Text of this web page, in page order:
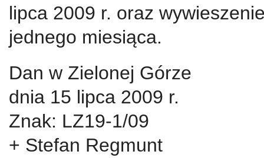
lipca 2009 r. oraz
jednego miesiąca.
Dan w Zielonej Górze
dnia 15 lipca 2009 r.
Znak: LZ19-1/09
+ Stefan Regmunt